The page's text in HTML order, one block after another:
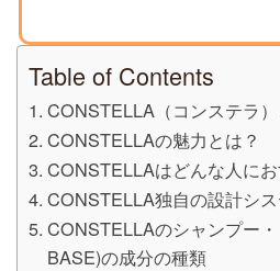
Table of Contents
CONSTELLA（コンステラ）
CONSTELLAの魅力とは？
CONSTELLAはどんな人にお
CONSTELLA独自の設計シ
CONSTELLAのシャンプー
BASE)の成分の種類